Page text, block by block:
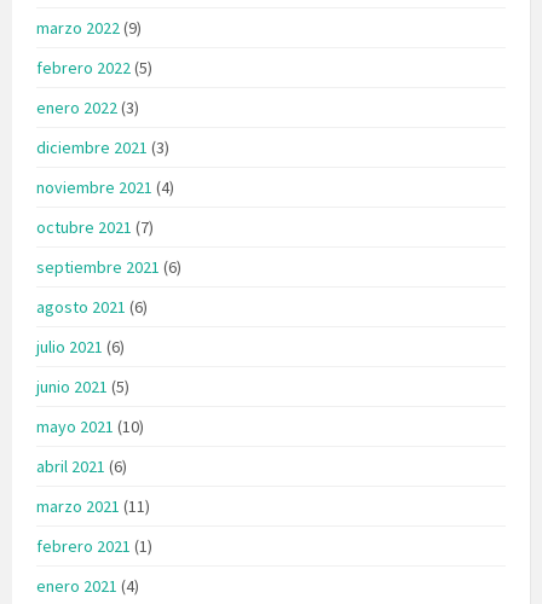
marzo 2022(9)
febrero 2022(5)
enero 2022(3)
diciembre 2021 (3)
noviembre 2021 (4)
octubre 2021 (7)
septiembre 2021 (6)
agosto 2021 (6)
julio 2021 (6)
junio 2021 (5)
mayo 2021 (10)
abril 2021 (6)
marzo 2021 (11)
febrero 2021 (1)
enero 2021 (4)